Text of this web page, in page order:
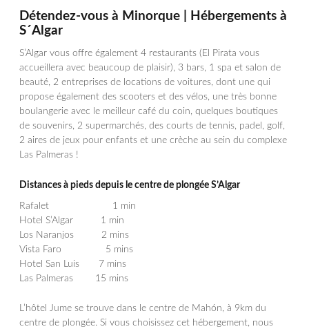
Détendez-vous à Minorque | Hébergements à
S´Algar
S’Algar vous offre également 4 restaurants (El Pirata vous
accueillera avec beaucoup de plaisir), 3 bars, 1 spa et salon de
beauté, 2 entreprises de locations de voitures, dont une qui
propose également des scooters et des vélos, une très bonne
boulangerie avec le meilleur café du coin, quelques boutiques
de souvenirs, 2 supermarchés, des courts de tennis, padel, golf,
2 aires de jeux pour enfants et une crèche au sein du complexe
Las Palmeras !
Distances à pieds depuis le centre de plongée S’Algar
Rafalet 1 min
Hotel S’Algar 1 min
Los Naranjos 2 mins
Vista Faro 5 mins
Hotel San Luis 7 mins
Las Palmeras 15 mins
L’hôtel Jume se trouve dans le centre de Mahón, à 9km du
centre de plongée. Si vous choisissez cet hébergement, nous